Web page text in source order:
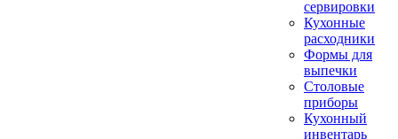
сервировки
Кухонные
расходники
Формы для
выпечки
Столовые
приборы
Кухонный
инвентарь